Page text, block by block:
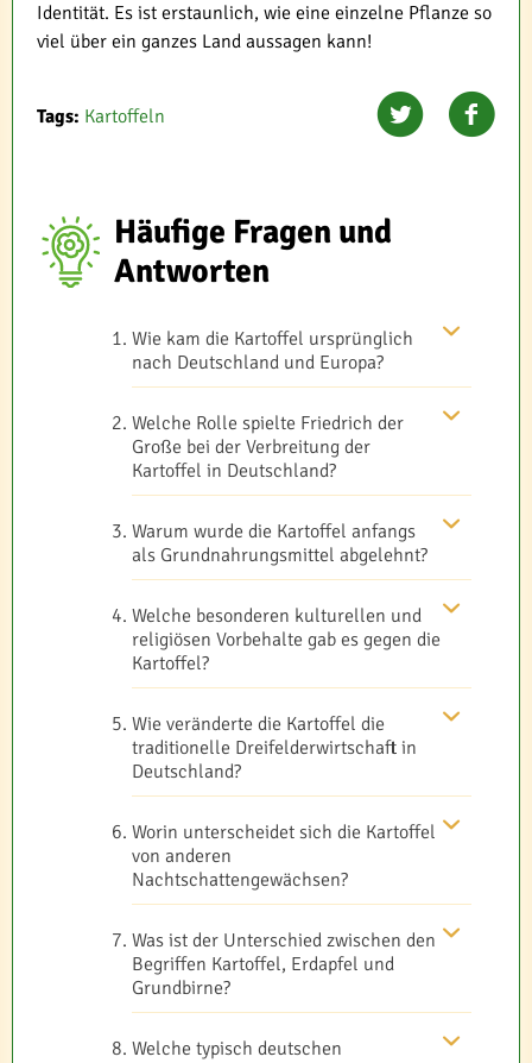
Identität. Es ist erstaunlich, wie eine einzelne Pflanze so
viel über ein ganzes Land aussagen kann!
Tags: Kartoffeln
Häufige Fragen und
Antworten
Wie kam die Kartoffel ursprünglich
nach Deutschland und Europa?
Welche Rolle spielte Friedrich der
Große bei der Verbreitung der
Kartoffel in Deutschland?
Warum wurde die Kartoffel anfangs
als Grundnahrungsmittel abgelehnt?
Welche besonderen kulturellen und
religiösen Vorbehalte gab es gegen die
Kartoffel?
Wie veränderte die Kartoffel die
traditionelle Dreifelderwirtschaft in
Deutschland?
Worin unterscheidet sich die Kartoffel
von anderen
Nachtschattengewächsen?
Was ist der Unterschied zwischen den
Begriffen Kartoffel, Erdapfel und
Grundbirne?
Welche typisch deutschen